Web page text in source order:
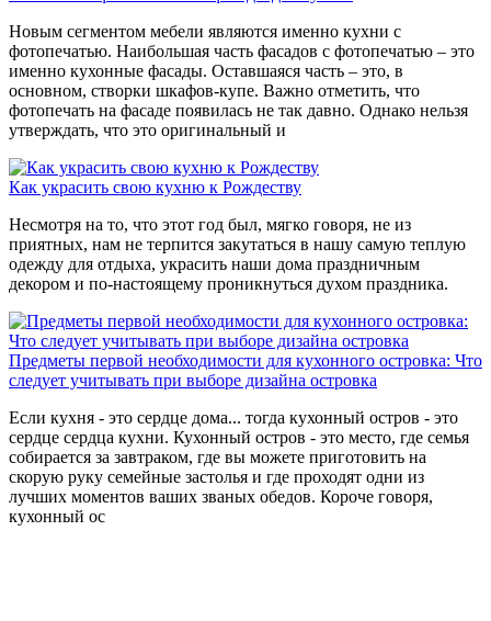
Новым сегментом мебели являются именно кухни с
фотопечатью. Наибольшая часть фасадов с фотопечатью – это
именно кухонные фасады. Оставшаяся часть – это, в
основном, створки шкафов-купе. Важно отметить, что
фотопечать на фасаде появилась не так давно. Однако нельзя
утверждать, что это оригинальный и
Как украсить свою кухню к Рождеству
Несмотря на то, что этот год был, мягко говоря, не из
приятных, нам не терпится закутаться в нашу самую теплую
одежду для отдыха, украсить наши дома праздничным
декором и по-настоящему проникнуться духом праздника.
Предметы первой необходимости для кухонного островка: Что
следует учитывать при выборе дизайна островка
Если кухня - это сердце дома... тогда кухонный остров - это
сердце сердца кухни. Кухонный остров - это место, где семья
собирается за завтраком, где вы можете приготовить на
скорую руку семейные застолья и где проходят одни из
лучших моментов ваших званых обедов. Короче говоря,
кухонный ос